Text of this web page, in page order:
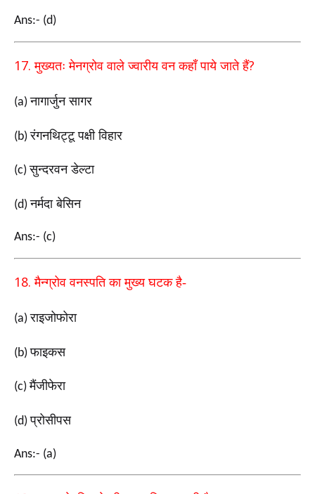
Ans:- (d)
17.मुख्यतः मेनग्रोव वाले ज्वारीय वन कहाँ पाये जाते हैं?
(a)नागार्जुन सागर
(b)रंगनथिट्टू पक्षी विहार
(c)सुन्दरवन डेल्टा
(d)नर्मदा बेसिन
Ans:- (c)
18.मैन्ग्रोव वनस्पति का मुख्य घटक है-
(a)राइजोफोरा
(b)फाइकस
(c)मैंजीफेरा
(d)प्रोसीपस
Ans:- (a)